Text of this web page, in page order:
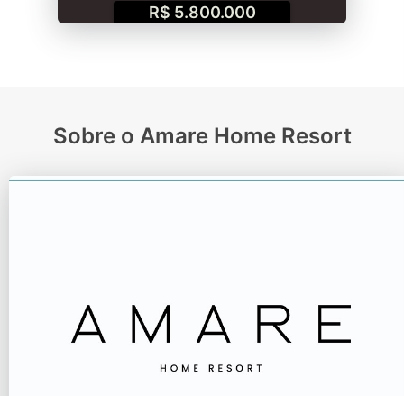
R$ 5.800.000
Sobre o Amare Home Resort